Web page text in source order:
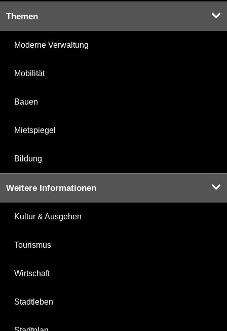
Themen
Moderne Verwaltung
Mobilität
Bauen
Mietspiegel
Bildung
Weitere Informationen
Kultur & Ausgehen
Tourismus
Wirtschaft
Stadtleben